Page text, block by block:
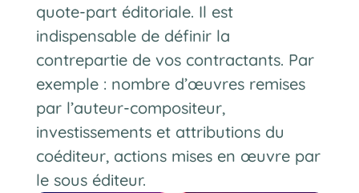
quote-part éditoriale. Il est
indispensable de définir la
contrepartie de vos contractants. Par
exemple : nombre d’œuvres remises
par l’auteur-compositeur,
investissements et attributions du
coéditeur, actions mises en œuvre par
le sous éditeur.